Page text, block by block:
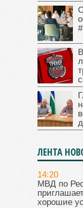
ЛЕНТА
14:20
МВД по
хорошие